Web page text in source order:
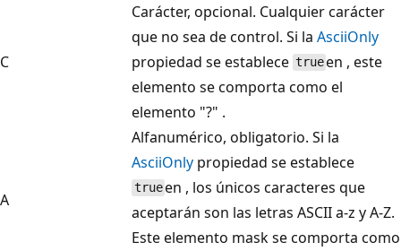
C
Carácter, opcional. Cualquier carácter
que no sea de control. Si la AsciiOnly
propiedad se establece trueen , este
elemento se comporta como el
elemento "?" .
A
Alfanumérico, obligatorio. Si la
AsciiOnly propiedad se establece
trueen , los únicos caracteres que
aceptarán son las letras ASCII a-z y A-Z.
Este elemento mask se comporta como